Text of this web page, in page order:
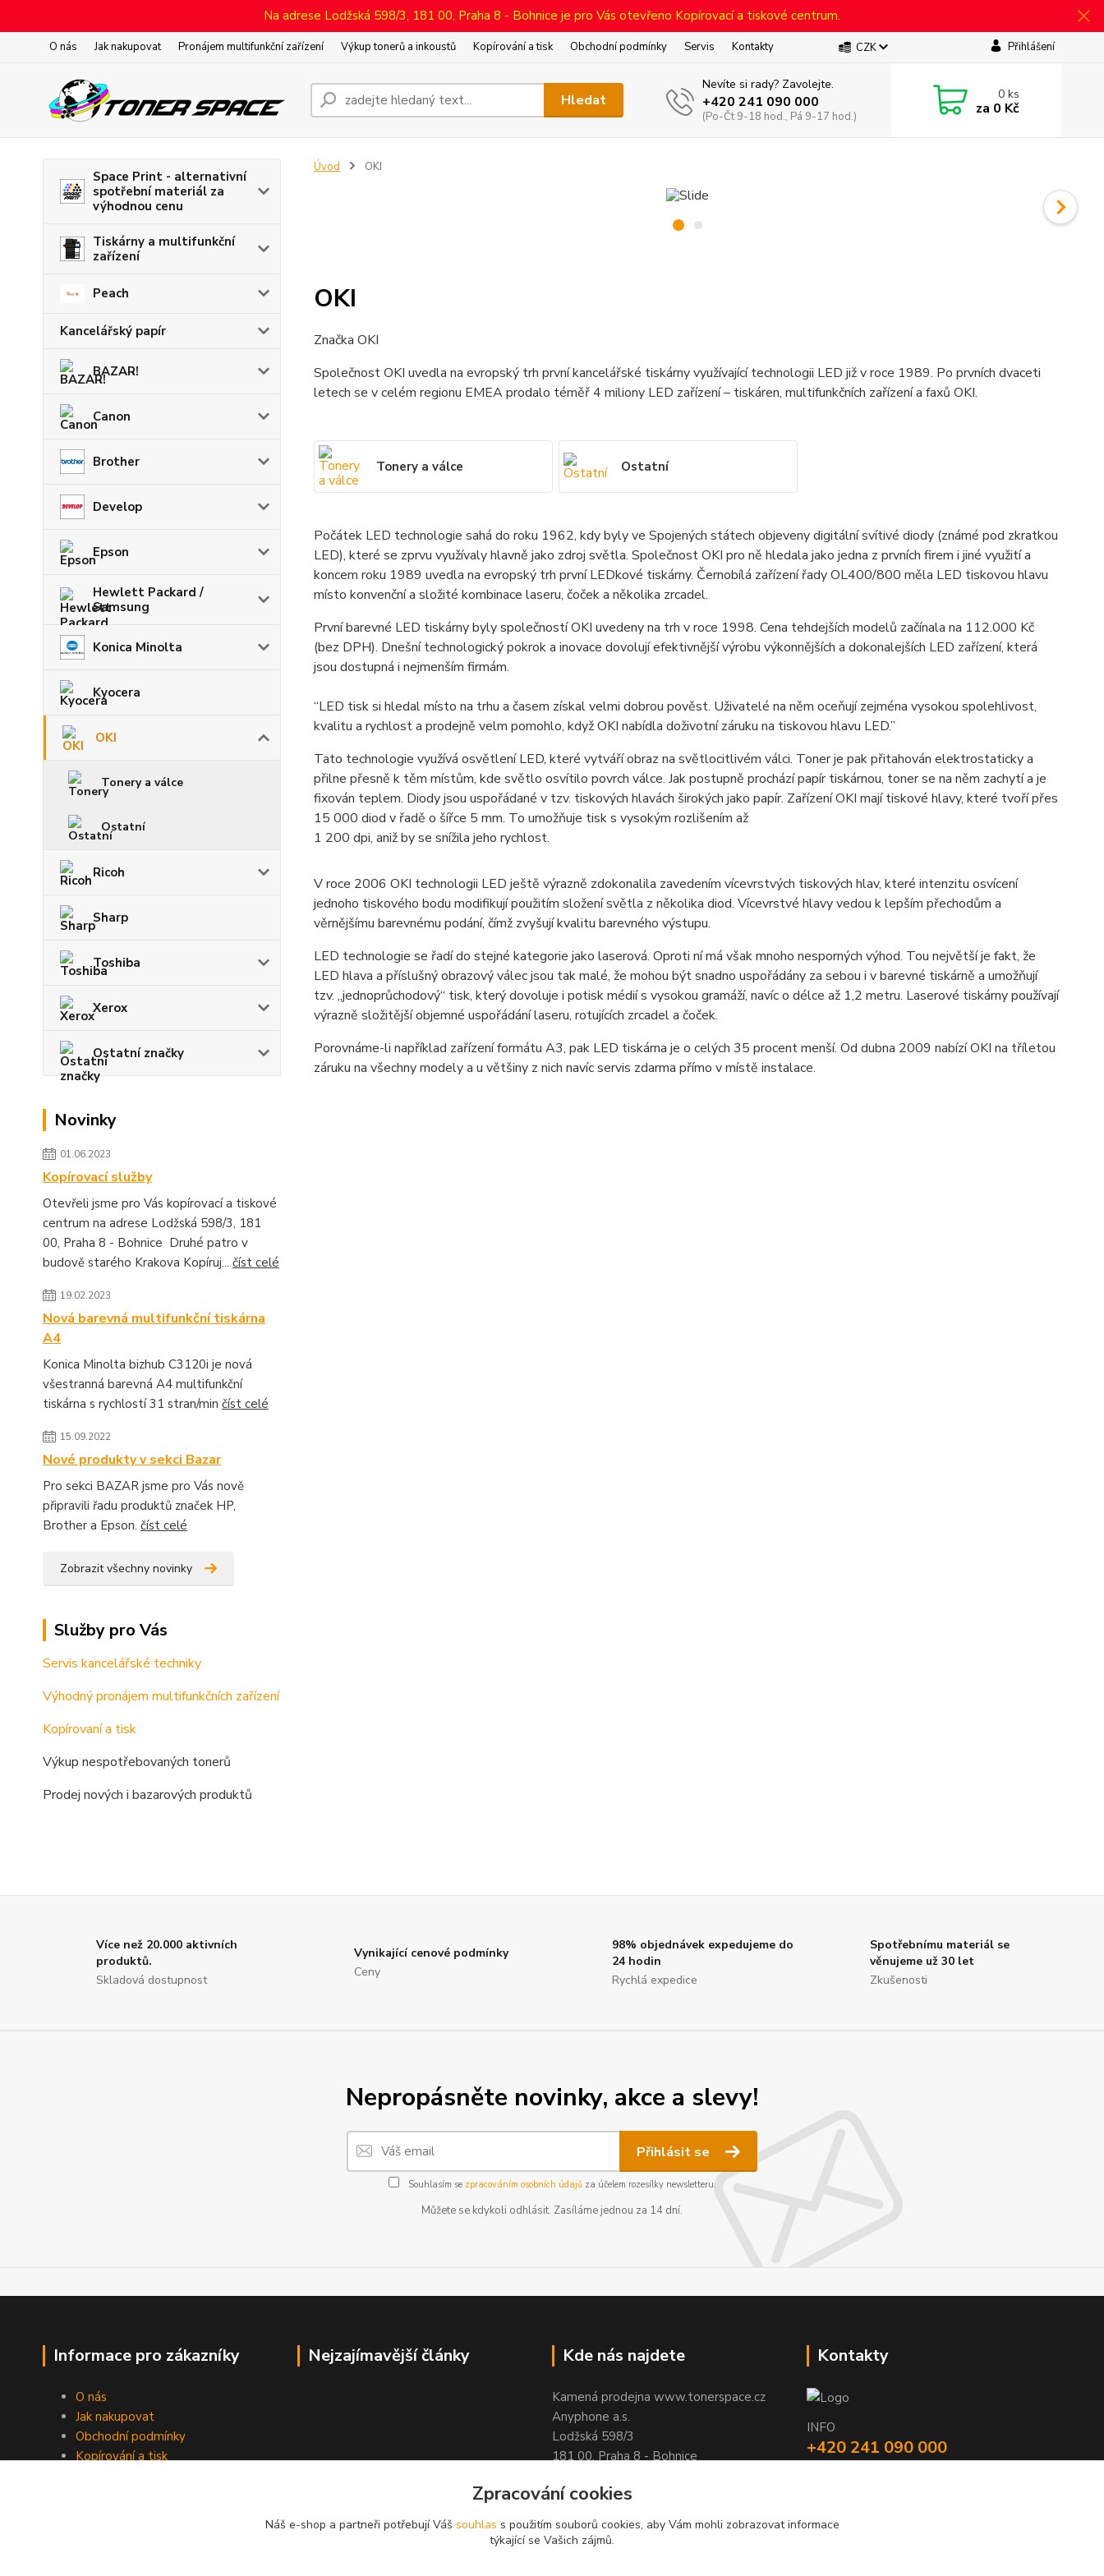
Na adrese Lodžská 598/3, 181 00, Praha 8 - Bohnice je pro Vás otevřeno Kopírovací a tiskové centrum.
O nás Jak nakupovat Pronájem multifunkční zařízení Výkup tonerů a inkoustů Kopírování a tisk Obchodní podmínky Servis Kontakty CZK Přihlášení
Hledat
Nevíte si rady? Zavolejte.
+420 241 090 000
(Po-Čt 9-18 hod., Pá 9-17 hod.)
0ks
za 0 Kč
Space Print - alternativní
spotřební materiál za
výhodnou cenu
Tiskárny a multifunkční
zařízení
Peach
Kancelářský papír
BAZAR!
Canon
Brother
Develop
Epson
Hewlett Packard /
Samsung
Konica Minolta
Kyocera
OKI
Tonery a válce
Ostatní
Ricoh
Sharp
Toshiba
Xerox
Ostatní značky
Novinky
01.06.2023
Kopírovací služby
Otevřeli jsme pro Vás kopírovací a tiskové
centrum na adrese Lodžská 598/3, 181
00, Praha 8 - Bohnice Druhé patro v
budově starého Krakova Kopíruj... číst celé
19.02.2023
Nová barevná multifunkční tiskárna
A4
Konica Minolta bizhub C3120i je nová
všestranná barevná A4 multifunkční
tiskárna s rychlostí 31 stran/min číst celé
15.09.2022
Nové produkty v sekci Bazar
Pro sekci BAZAR jsme pro Vás nově
připravili řadu produktů značek HP,
Brother a Epson. číst celé
Zobrazit všechny novinky
Služby pro Vás
Servis kancelářské techniky
Výhodný pronájem multifunkčních zařízení
Kopírovaní a tisk
Výkup nespotřebovaných tonerů
Prodej nových i bazarových produktů
Úvod OKI
OKI
Značka OKI
Společnost OKI uvedla na evropský trh první kancelářské tiskárny využívající technologii LED již v roce 1989. Po prvních dvaceti
letech se v celém regionu EMEA prodalo téměř 4 miliony LED zařízení – tiskáren, multifunkčních zařízení a faxů OKI.
Tonery a válce Ostatní
Počátek LED technologie sahá do roku 1962, kdy byly ve Spojených státech objeveny digitální svítivé diody (známé pod zkratkou
LED), které se zprvu využívaly hlavně jako zdroj světla. Společnost OKI pro ně hledala jako jedna z prvních firem i jiné využití a
koncem roku 1989 uvedla na evropský trh první LEDkové tiskárny. Černobílá zařízení řady OL400/800 měla LED tiskovou hlavu
místo konvenční a složité kombinace laseru, čoček a několika zrcadel.
První barevné LED tiskárny byly společností OKI uvedeny na trh v roce 1998. Cena tehdejších modelů začínala na 112.000 Kč
(bez DPH). Dnešní technologický pokrok a inovace dovolují efektivnější výrobu výkonnějších a dokonalejších LED zařízení, která
jsou dostupná i nejmenším firmám.
“LED tisk si hledal místo na trhu a časem získal velmi dobrou pověst. Uživatelé na něm oceňují zejména vysokou spolehlivost,
kvalitu a rychlost a prodejně velm pomohlo, když OKI nabídla doživotní záruku na tiskovou hlavu LED.”
Tato technologie využívá osvětlení LED, které vytváří obraz na světlocitlivém válci. Toner je pak přitahován elektrostaticky a
přilne přesně k těm místům, kde světlo osvítilo povrch válce. Jak postupně prochází papír tiskárnou, toner se na něm zachytí a je
fixován teplem. Diody jsou uspořádané v tzv. tiskových hlavách širokých jako papír. Zařízení OKI mají tiskové hlavy, které tvoří přes
15 000 diod v řadě o šířce 5 mm. To umožňuje tisk s vysokým rozlišením až
1 200 dpi, aniž by se snížila jeho rychlost.
V roce 2006 OKI technologii LED ještě výrazně zdokonalila zavedením vícevrstvých tiskových hlav, které intenzitu osvícení
jednoho tiskového bodu modifikují použitím složení světla z několika diod. Vícevrstvé hlavy vedou k lepším přechodům a
věrnějšímu barevnému podání, čímž zvyšují kvalitu barevného výstupu.
LED technologie se řadí do stejné kategorie jako laserová. Oproti ní má však mnoho nesporných výhod. Tou největší je fakt, že
LED hlava a příslušný obrazový válec jsou tak malé, že mohou být snadno uspořádány za sebou i v barevné tiskárně a umožňují
tzv. „jednoprůchodový“ tisk, který dovoluje i potisk médií s vysokou gramáží, navíc o délce až 1,2 metru. Laserové tiskárny používají
výrazně složitější objemné uspořádání laseru, rotujících zrcadel a čoček.
Porovnáme-li například zařízení formátu A3, pak LED tiskárna je o celých 35 procent menší. Od dubna 2009 nabízí OKI na tříletou
záruku na všechny modely a u většiny z nich navíc servis zdarma přímo v místě instalace.
Více než 20.000 aktivních
produktů.
Skladová dostupnost
Vynikající cenové podmínky
Ceny
98% objednávek expedujeme do
24 hodin
Rychlá expedice
Spotřebnímu materiál se
věnujeme už 30 let
Zkušenosti
Nepropásněte novinky, akce a slevy!
Přihlásit se
Souhlasím se zpracováním osobních údajůza účelem rozesílky newsletteru.
Můžete se kdykoli odhlásit. Zasíláme jednou za 14 dní.
Informace pro zákazníky
O nás
Jak nakupovat
Obchodní podmínky
Kopírování a tisk
Nejzajímavější články Kde nás najdete
Kamená prodejna www.tonerspace.cz
Anyphone a.s.
Lodžská 598/3
181 00, Praha 8 - Bohnice
Kontakty
INFO
+420 241 090 000
Zpracování cookies
Náš e-shop a partneři potřebují Váš souhlas s použitím souborů cookies, aby Vám mohli zobrazovat informace
týkající se Vašich zájmů.